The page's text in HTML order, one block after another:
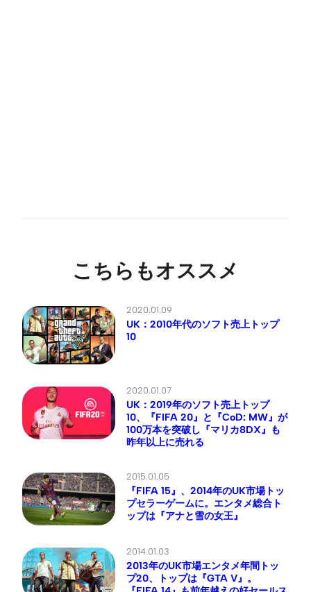
こちらもオススメ
2020.01.09
UK：2010年代のソフト売上トップ
10
2020.01.07
UK：2019年のソフト売上トップ
10、『FIFA 20』と『CoD: MW』が
100万本を突破し『マリカ8DX』も
昨年以上に売れる
2015.01.05
『FIFA 15』、2014年のUK市場トッ
プセラーゲームに。エンタメ総合ト
ップは『アナと雪の女王』
2014.01.03
2013年のUK市場エンタメ年間トッ
プ20、トップは『GTA V』。